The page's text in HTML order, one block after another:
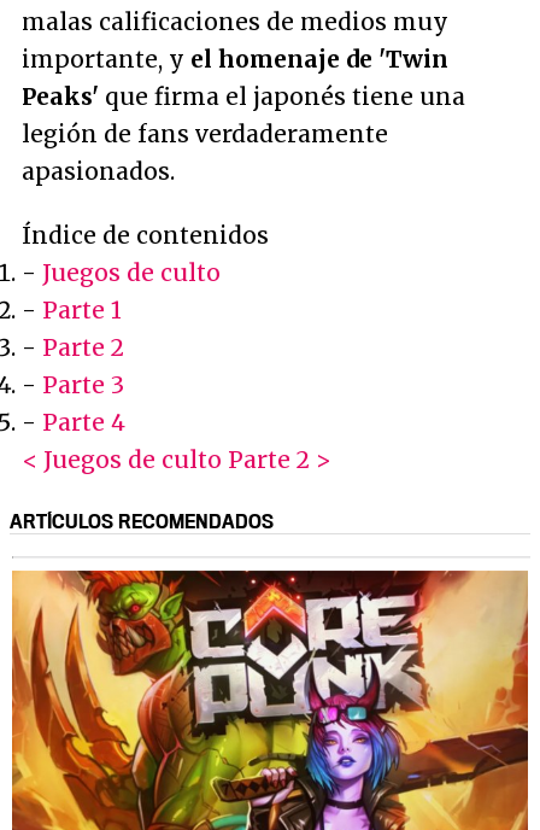
malas calificaciones de medios muy
importante, y el homenaje de 'Twin
Peaks' que firma el japonés tiene una
legión de fans verdaderamente
apasionados.
Índice de contenidos
- Juegos de culto
- Parte 1
- Parte 2
- Parte 3
- Parte 4
< Juegos de culto Parte 2 >
ARTÍCULOS RECOMENDADOS